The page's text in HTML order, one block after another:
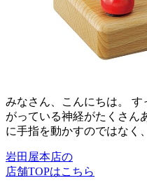
みなさん、こんにちは。
がっている神経がたくさん
に手指を動かすのではなく
岩田屋本店の
店舗TOPはこちら